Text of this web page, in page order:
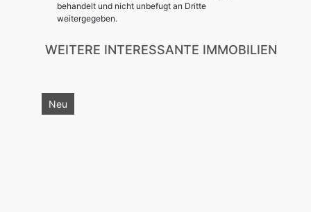
behandelt und nicht unbefugt an Dritte
weitergegeben.
WEITERE INTERESSANTE IMMOBILIEN
Neu